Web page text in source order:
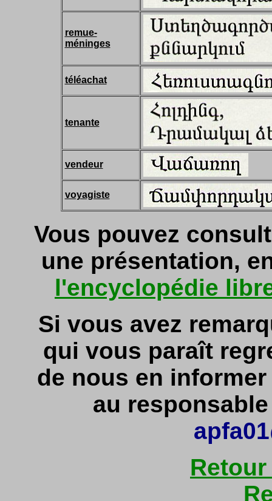
remue-
méninges
téléachat
tenante
vendeur
voyagiste
Vous pouvez
une présentation,
l'encyclopédie
Si vous avez
qui vous paraît
de nous en
au